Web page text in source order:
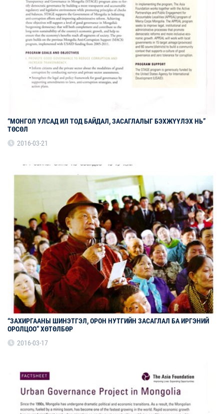
“МОНГОЛ УЛСАД ИЛ ТОД БАЙДАЛ, ЗАСАГЛАЛЫГ БЭХЖҮҮЛЭХ НЬ”
ТӨСӨЛ
2016-03-21
“ЗАХИРГААНЫ ШИНЭТГЭЛ, ОРОН НУТГИЙН ЗАСАГЛАЛ БА ИРГЭНИЙ
ОРОЛЦОО” ХӨТӨЛБӨР
2016-03-17